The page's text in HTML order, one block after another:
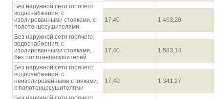
Без наружной сети горячего
водоснабжения, с
изолированными стояками, с
полотенцесушителями
17,40 1 463,20
Без наружной сети горячего
водоснабжения, с
изолированными стояками,
без полотенцесушителей
17,40 1 583,14
Без наружной сети горячего
водоснабжения, с
неизолированными стояками,
с полотенцесушителями
17,40 1 341,27